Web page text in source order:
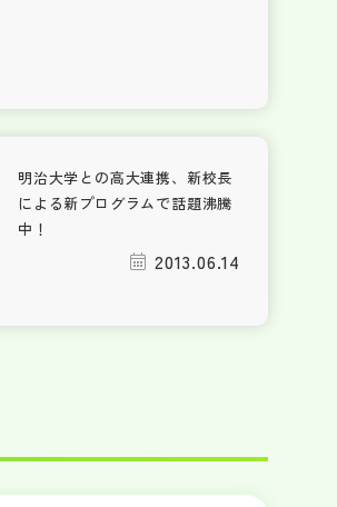
明治大学との高大連携、新校長
による新プログラムで話題沸騰
中！
2013.06.14